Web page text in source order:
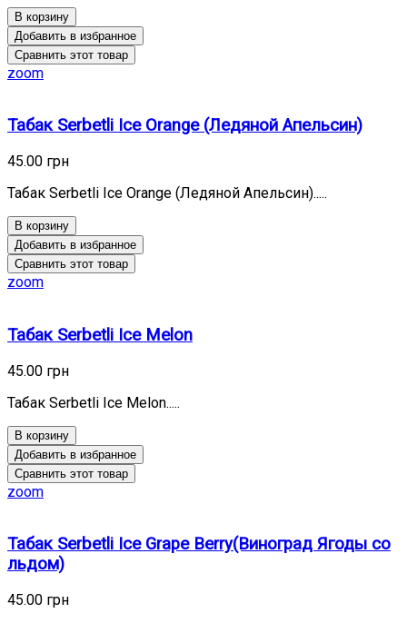
В корзину
Добавить в избранное
Сравнить этот товар
zoom
Табак Serbetli Ice Orange (Ледяной Апельсин)
45.00 грн
Табак Serbetli Ice Orange (Ледяной Апельсин).....
В корзину
Добавить в избранное
Сравнить этот товар
zoom
Табак Serbetli Ice Melon
45.00 грн
Табак Serbetli Ice Melon.....
В корзину
Добавить в избранное
Сравнить этот товар
zoom
Табак Serbetli Ice Grape Berry(Виноград Ягоды со
льдом)
45.00 грн